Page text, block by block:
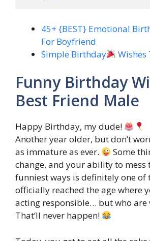
45+ {BEST} Emotional
For Boyfriend
Simple Birthday
Wishes
Funny Birthday
Best Friend Male
Happy Birthday, my dude!
Another year older, but don’t
as immature as ever.
Some
change, and your ability to mess
funniest ways is definitely one of
officially reached the age where
acting responsible… but who are
That’ll never happen!